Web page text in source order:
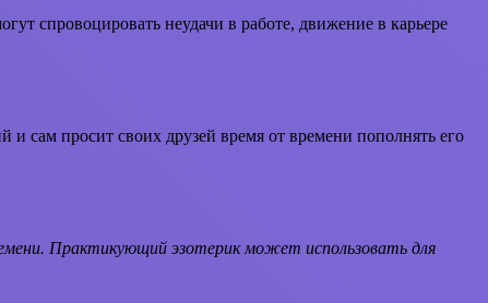
спровоцировать неудачи в работе, движение в карьере
сам просит своих друзей время от времени пополнять его
Практикующий эзотерик может использовать для